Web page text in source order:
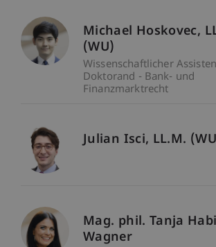
Michael Hoskovec
(WU)
Wissenschaftlicher
Doktorand - Bank- und
Finanzmarktrecht
Julian Isci LL.M.
Mag. phil. Tanja
Wagner